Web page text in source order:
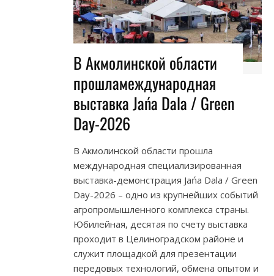
В Акмолинской области
прошламеждународная
выставка Jańa Dala / Green
Day-2026
В Акмолинской области прошла
международная специализированная
выставка-демонстрация Jańa Dala / Green
Day-2026 – одно из крупнейших событий
агропромышленного комплекса страны.
Юбилейная, десятая по счету выставка
проходит в Целиноградском районе и
служит площадкой для презентации
передовых технологий, обмена опытом и